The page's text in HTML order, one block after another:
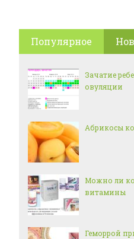
Популярное
Зачатие
овуляции
Абрикосы
Можно ли
витамины
Геморрой